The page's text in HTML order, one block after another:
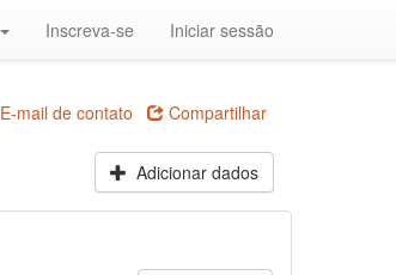
Inscreva-se Iniciar sessão
E-mail de contato Compartilhar
Adicionar dados